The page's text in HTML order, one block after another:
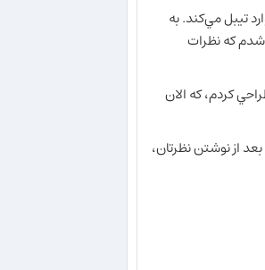
تيبل مي‌كند. به
شدم كه نظرات
كردم، كه الان
از نوشتن نظرتان،